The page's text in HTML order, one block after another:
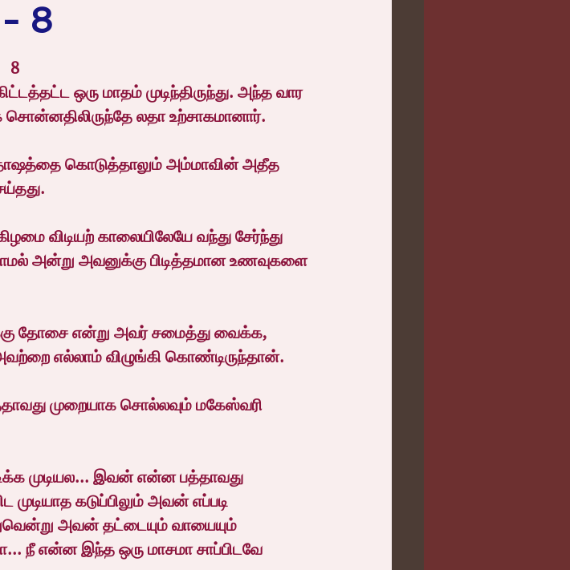
8
8
ஒரு மாதம் முடிந்திருந்து. அந்த வார
சொன்னதிலிருந்தே லதா உற்சாகமானார்.
கொடுத்தாலும் அம்மாவின் அதீத
விடியற் காலையிலேயே வந்து சேர்ந்து
அன்று அவனுக்கு பிடித்தமான உணவுகளை
தோசை என்று அவர் சமைத்து வைக்க,
எல்லாம் விழுங்கி கொண்டிருந்தான்.
முறையாக சொல்லவும் மகேஸ்வரி
முடியல... இவன் என்ன பத்தாவது
கடுப்பிலும் அவன் எப்படி
அவன் தட்டையும் வாயையும்
நீ என்ன இந்த ஒரு மாசமா சாப்பிடவே